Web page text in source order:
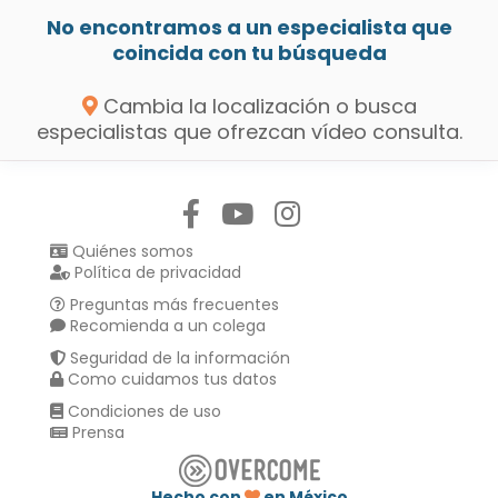
No encontramos a un especialista que
coincida con tu búsqueda
Cambia la localización o busca
especialistas que ofrezcan vídeo consulta.
Quiénes somos
Política de privacidad
Preguntas más frecuentes
Recomienda a un colega
Seguridad de la información
Como cuidamos tus datos
Condiciones de uso
Prensa